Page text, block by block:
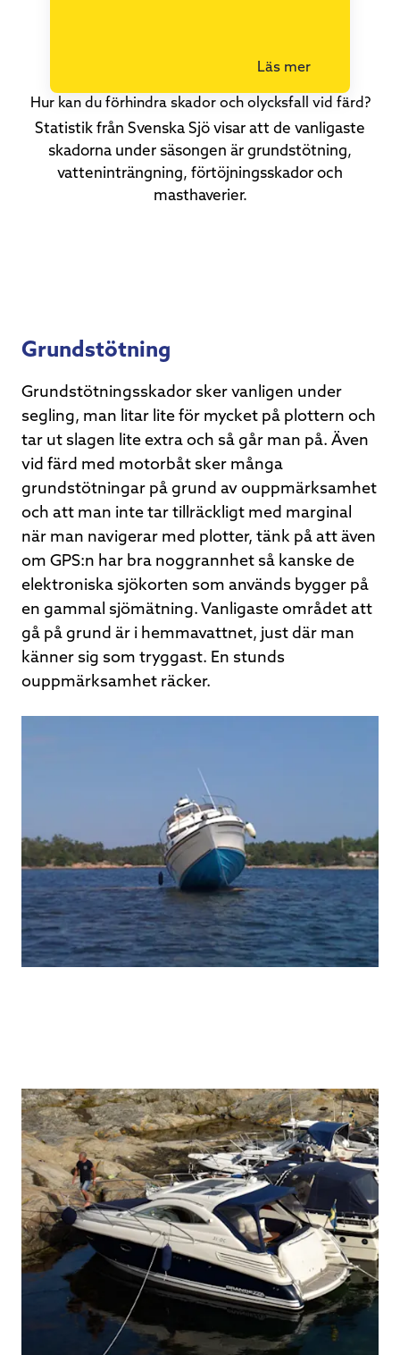
Läs mer
Hur kan du förhindra skador och olycksfall vid färd?
Statistik från Svenska Sjö visar att de vanligaste
skadorna under säsongen är grundstötning,
vatteninträngning, förtöjningsskador och
masthaverier.
Grundstötning
Grundstötningsskador sker vanligen under
segling, man litar lite för mycket på plottern och
tar ut slagen lite extra och så går man på. Även
vid färd med motorbåt sker många
grundstötningar på grund av ouppmärksamhet
och att man inte tar tillräckligt med marginal
när man navigerar med plotter, tänk på att även
om GPS:n har bra noggrannhet så kanske de
elektroniska sjökorten som används bygger på
en gammal sjömätning. Vanligaste området att
gå på grund är i hemmavattnet, just där man
känner sig som tryggast. En stunds
ouppmärksamhet räcker.